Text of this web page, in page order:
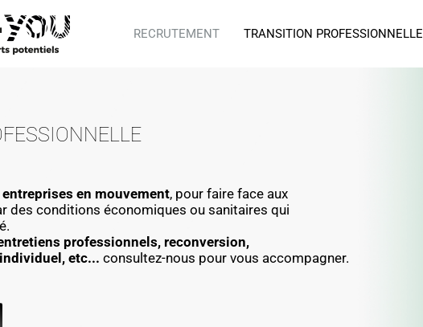
RECRUTEMENT TRANSITION PROFESSIONNELLE
en mouvement, pour faire face aux
des conditions économiques ou sanitaires qui
professionnels, reconversion,
etc... consultez-nous pour vous accompagner.